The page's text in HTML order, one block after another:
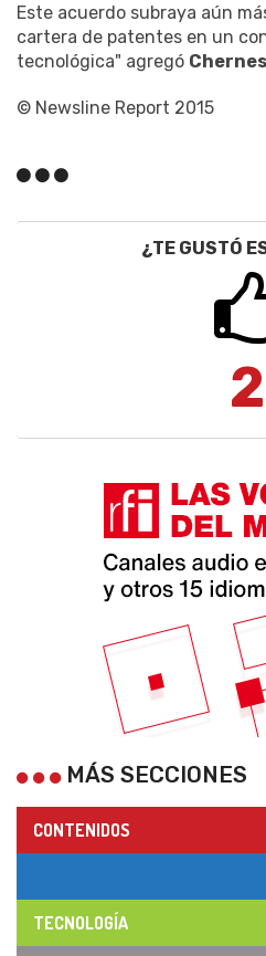
Este acuerdo subraya aún
cartera de patentes en un
tecnológica" agregó
© Newsline Report 2015
¿TE GUSTÓ
2
MÁS SECCIONES
CONTENIDOS
TECNOLOGÍA